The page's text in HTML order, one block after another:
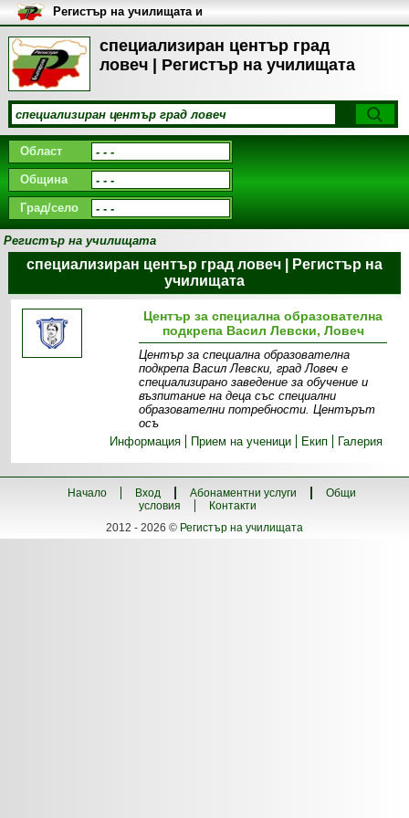
специализиран център град
ловеч | Регистър на училищата
Регистър на училищата и
университетите в България
Област
Община
Град/село
Регистър на училищата
специализиран център град ловеч | Регистър на
училищата
Център за специална образователна
подкрепа Васил Левски, Ловеч
Център за специална образователна
подкрепа Васил Левски, град Ловеч е
специализирано заведение за обучение и
възпитание на деца със специални
образователни потребности. Центърът
осъ
Информация
Прием на ученици Екип Галерия
Начало Вход Абонаментни услуги
Общи
условия
Контакти
2012 - 2026 © Регистър на училищата